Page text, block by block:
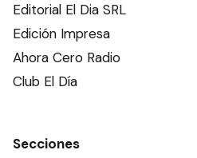
Editorial El Dia SRL
Edición Impresa
Ahora Cero Radio
Club El Día
Secciones